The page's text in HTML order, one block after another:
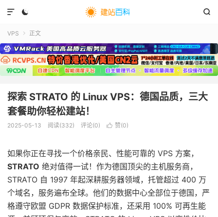
 

VPS  正文
探索 STRATO 的 Linux VPS：德国品质，三大
套餐助你轻松建站！
2025-05-13 阅读(332) 评论(0)  赞(0)
如果你正在寻找一个价格亲民、性能可靠的 VPS 方案，
STRATO 绝对值得一试！作为德国顶尖的主机服务商，
STRATO 自 1997 年起深耕服务器领域，托管超过 400 万
个域名，服务遍布全球。他们的数据中心全部位于德国，严
格遵守欧盟 GDPR 数据保护标准，还采用 100% 可再生能